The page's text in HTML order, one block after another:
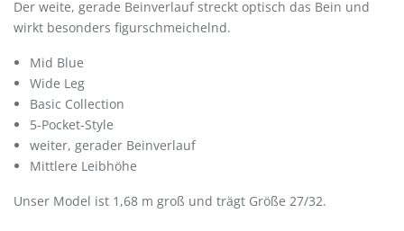
Der weite, gerade Beinverlauf streckt optisch das Bein und
wirkt besonders figurschmeichelnd.
Mid Blue
Wide Leg
Basic Collection
5-Pocket-Style
weiter, gerader Beinverlauf
Mittlere Leibhöhe
Unser Model ist 1,68 m groß und trägt Größe 27/32.